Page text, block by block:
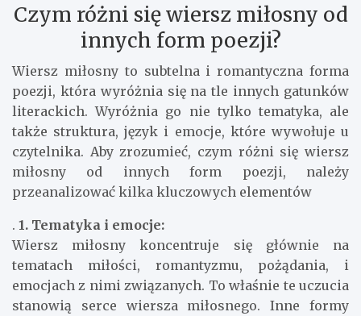
Czym różni się wiersz miłosny od
innych form poezji?
Wiersz miłosny to subtelna i romantyczna forma
poezji, która wyróżnia się na tle innych gatunków
literackich. Wyróżnia go nie tylko tematyka, ale
także struktura, język i emocje, które wywołuje u
czytelnika. Aby zrozumieć, czym różni się wiersz
miłosny od innych form poezji, należy
przeanalizować kilka kluczowych elementów
. 1. Tematyka i emocje:
Wiersz miłosny koncentruje się głównie na
tematach miłości, romantyzmu, pożądania, i
emocjach z nimi związanych. To właśnie te uczucia
stanowią serce wiersza miłosnego. Inne formy